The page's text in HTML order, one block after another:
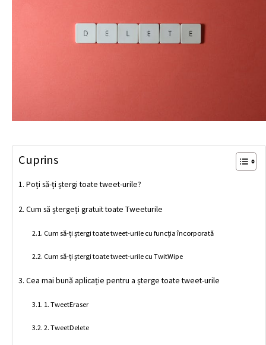
Cuprins
Poți să-ți ștergi toate tweet-urile?
Cum să ștergeți gratuit toate Tweeturile
Cum să-ți ștergi toate tweet-urile cu funcția încorporată
Cum să-ți ștergi toate tweet-urile cu TwitWipe
Cea mai bună aplicație pentru a șterge toate tweet-urile
1. TweetEraser
2. TweetDelete